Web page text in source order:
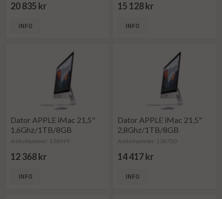
20 835 kr
INFO
15 128 kr
INFO
Dator APPLE iMac 21,5"
1,6Ghz/1TB/8GB
Artikelnummer: 138699
12 368 kr
INFO
Dator APPLE iMac 21,5"
2,8Ghz/1TB/8GB
Artikelnummer: 138700
14 417 kr
INFO